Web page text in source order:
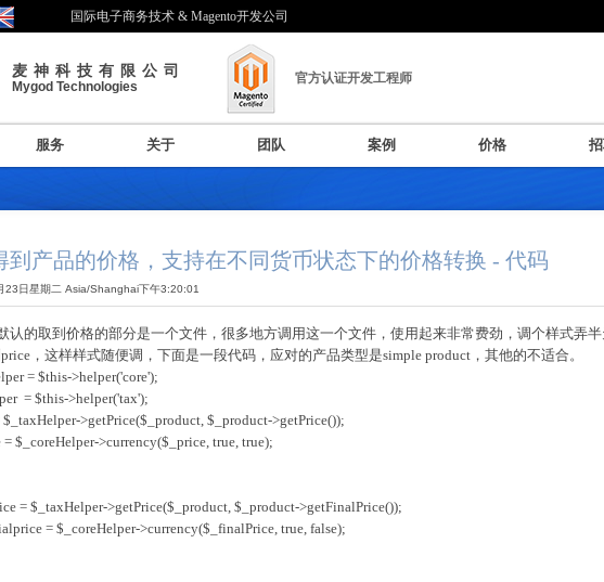
国际电子商务技术 & Magento开发公司
麦神科技有限公司
Mygod Technologies
官方认证开发工程师
服务 关于 团队 案例 价格
到产品的价格，支持在不同货币状态下的价格转换 - 代码
23日星期二 Asia/Shanghai下午3:20:01
认的取到价格的部分是一个文件，很多地方调用这一个文件，使用起来非常费劲，调个样式弄半
，这样样式随便调，下面是一段代码，应对的产品类型是simple product，其他的不适合。
= $this->helper('core');
= $this->helper('tax');
>getPrice($_product, $_product->getPrice());
$_coreHelper->currency($_price, true, true);
= $_taxHelper->getPrice($_product, $_product->getFinalPrice());
= $_coreHelper->currency($_finalPrice, true, false);